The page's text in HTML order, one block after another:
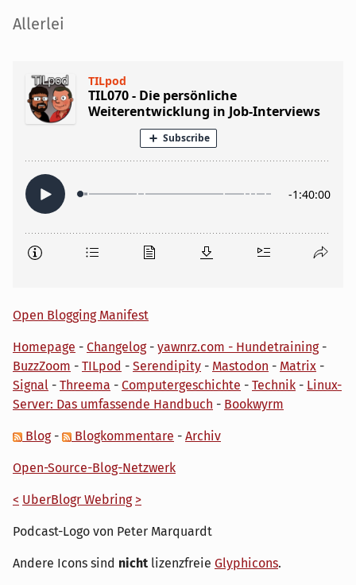
Seitenleiste
Allerlei
Open Blogging Manifest
Homepage - Changelog- yawnrz.com - Hundetraining-
BuzzZoom - TILpod - Serendipity - Mastodon - Matrix -
Signal - Threema - Computergeschichte - Technik - Linux-
Server: Das umfassende Handbuch - Bookwyrm
Blog- Blogkommentare - Archiv
Open-Source-Blog-Netzwerk
< UberBlogr Webring >
Podcast-Logo von Peter Marquardt
Andere Icons sind nicht lizenzfreie Glyphicons.